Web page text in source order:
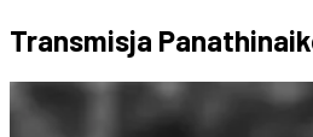
Transmisja